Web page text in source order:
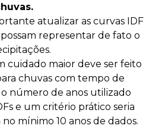
atualizar as curvas IDF
representar de fato o
cuidado maior deve ser feito
chuvas com tempo de
número de anos utilizado
e um critério prático seria
mínimo 10 anos de dados.